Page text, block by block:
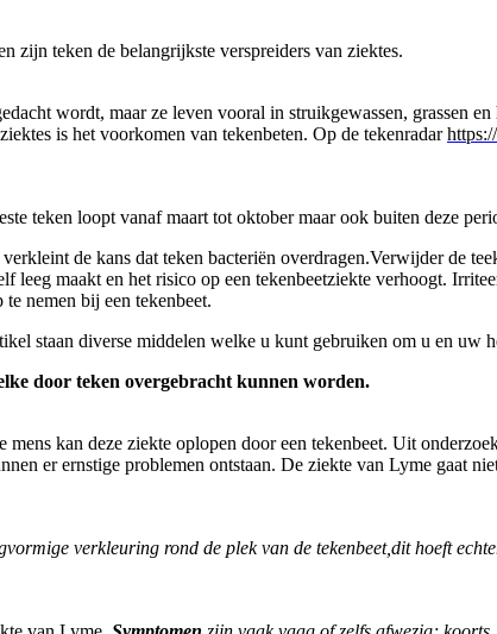
zijn teken de belangrijkste verspreiders van ziektes.
wordt, maar ze leven vooral in struikgewassen, grassen
is het voorkomen van tekenbeten. Op de tekenradar
teken loopt vanaf maart tot oktober maar ook buiten deze
de kans dat teken bacteriën overdragen.Verwijder de
leeg maakt en het risico op een tekenbeetziekte verhoogt.
nemen bij een tekenbeet.
staan diverse middelen welke u kunt gebruiken om u en uw
door teken overgebracht kunnen worden.
kan deze ziekte oplopen door een tekenbeet. Uit
er ernstige problemen ontstaan. De ziekte van Lyme gaat
verkleuring rond de plek van de tekenbeet,dit hoeft